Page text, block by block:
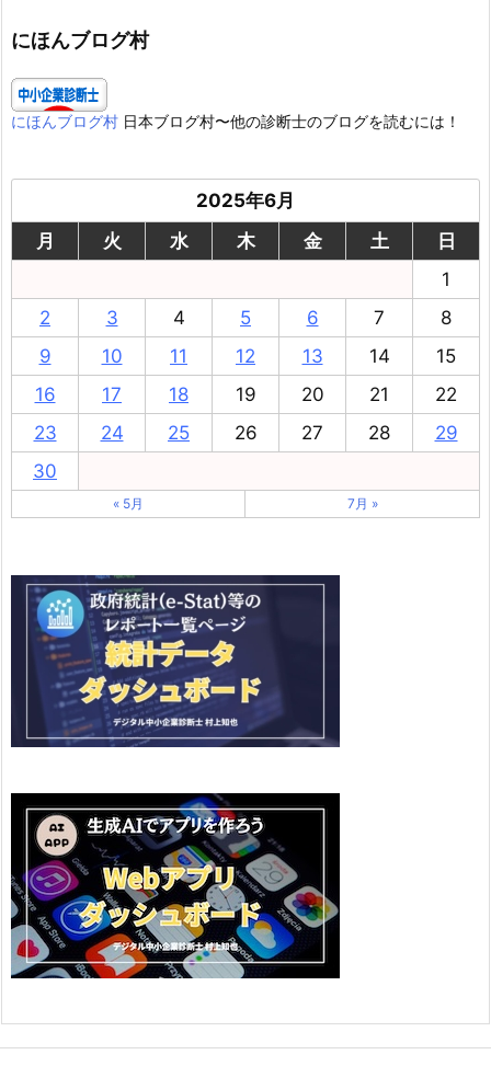
ー
にほんブログ村
にほんブログ村 日本ブログ村〜他の診断士のブログを読むには！
2025年6月
月
火 水 木 金 土
日
1
2
3 4 5 6 7
8
9
10 11 12 13 14
15
16
17 18 19 20 21
22
23
24 25 26 27 28
29
30
« 5月 7月 »